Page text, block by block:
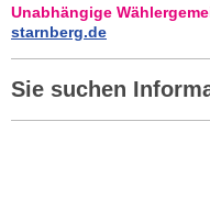
Unabhängige
starnberg.de
Sie suchen